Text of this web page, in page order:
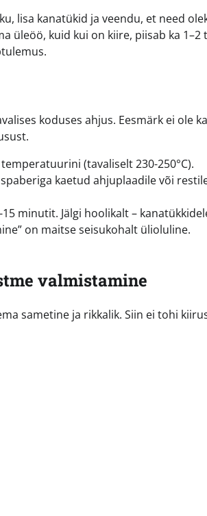
lisa kanatükid ja veendu, et need
üleöö, kuid kui on kiire, piisab ka
koduses ahjus. Eesmärk ei ole
(tavaliselt 230-250°C).
kaetud ahjuplaadile või
minutit. Jälgi hoolikalt –
on maitse seisukohalt ülioluline.
valmistamine
sametine ja rikkalik. Siin ei tohi